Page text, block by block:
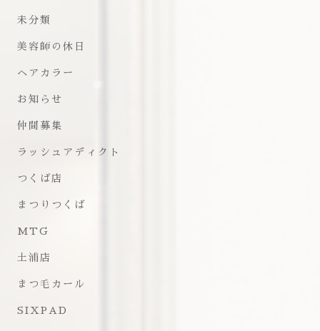
未分類
美容師の休日
ヘアカラー
お知らせ
仲間募集
ラッシュアディクト
つくば店
まつりつくば
MTG
土浦店
まつ毛カール
SIXPAD